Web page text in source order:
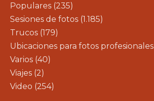
Populares (235)
Sesiones de fotos (1.185)
Trucos (179)
Ubicaciones para fotos profesionales
Varios (40)
Viajes (2)
Video (254)